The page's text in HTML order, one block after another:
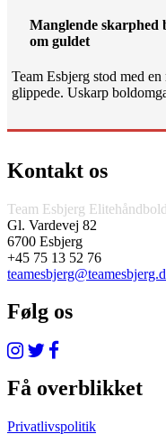
Manglende skarphed
om guldet
Team Esbjerg stod med
glippede. Uskarp
Kontakt os
Team Esbjerg
Gl. Vardevej 82
6700 Esbjerg
+45 75 13 52 76
Følg os
Få overblikket
Privatlivspolitik